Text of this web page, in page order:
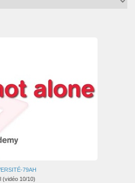
79AH
(vidéo 10/10)